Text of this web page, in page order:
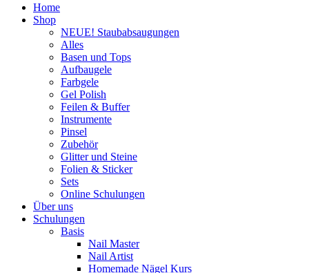
Home
Shop
NEUE! Staubabsaugungen
Alles
Basen und Tops
Aufbaugele
Farbgele
Gel Polish
Feilen & Buffer
Instrumente
Pinsel
Zubehör
Glitter und Steine
Folien & Sticker
Sets
Online Schulungen
Über uns
Schulungen
Basis
Nail Master
Nail Artist
Homemade Nägel Kurs